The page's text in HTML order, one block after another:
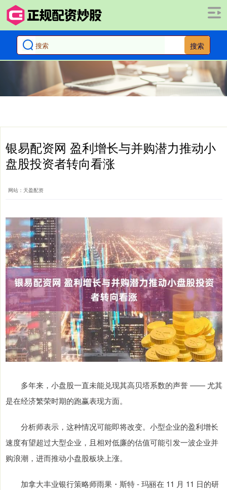
搜索
银易配资网 盈利增长与并购潜力推动小
盘股投资者转向看涨
网站：天盈配资
多年来，小盘股一直未能兑现其高贝塔系数的声誉 —— 尤其
是在经济繁荣时期的跑赢表现方面。
分析师表示，这种情况可能即将改变。小型企业的盈利增长
速度有望超过大型企业，且相对低廉的估值可能引发一波企业并
购浪潮，进而推动小盘股板块上涨。
加拿大丰业银行策略师雨果・斯特 - 玛丽在 11 月 11 日的研